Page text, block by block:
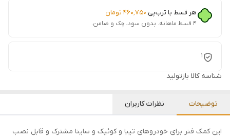
هر قسط با ترب‌پی:۴۶۰٬۷۵۰ تومان
۴ قسط ماهانه. بدون سود، چک و ضامن.
1
شناسه کالا بازتولید
توضیحات نظرات کاربران
این کمک فنر برای خودروهای تیبا و کوئیک و ساینا مشترک و قابل نصب